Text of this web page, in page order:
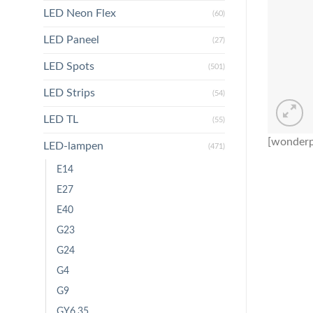
LED Neon Flex (60)
LED Paneel (27)
LED Spots (501)
LED Strips (54)
LED TL (55)
LED-lampen (471)
E14
E27
E40
G23
G24
G4
G9